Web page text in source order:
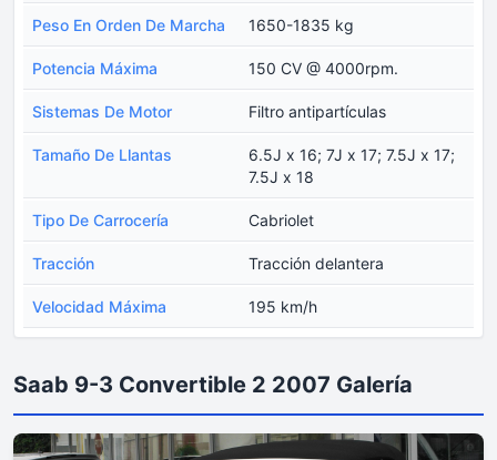
Peso En Orden De Marcha 1650-1835 kg
Potencia Máxima 150 CV @ 4000rpm.
Sistemas De Motor Filtro antipartículas
Tamaño De Llantas
6.5J x 16; 7J x 17; 7.5J x 17;
7.5J x 18
Tipo De Carrocería Cabriolet
Tracción Tracción delantera
Velocidad Máxima 195 km/h
Saab 9-3 Convertible 2 2007 Galería